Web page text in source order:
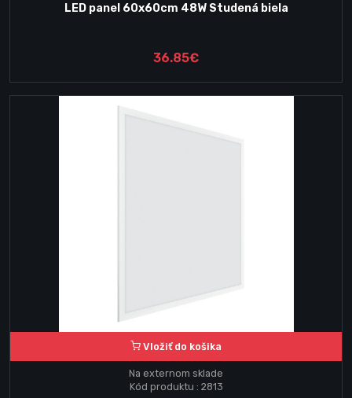
LED panel 60x60cm 48W Studená biela
36.85€
Vložiť do košika
Na externom sklade
Kód produktu : 2813